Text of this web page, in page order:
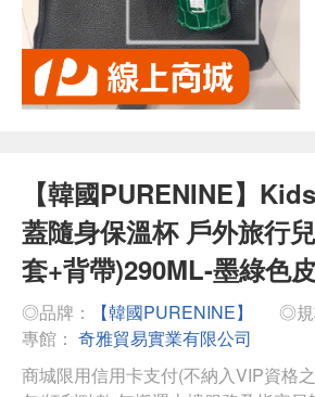
【韓國PURENINE】
蓋隨身保溫杯 戶外旅行
套+背帶)290ML-墨綠色
◎品牌： 【韓國PURENINE】 ◎規
專館： 奇雅貿易實業有限公司
商城限用信用卡支付(不納入VIP資格